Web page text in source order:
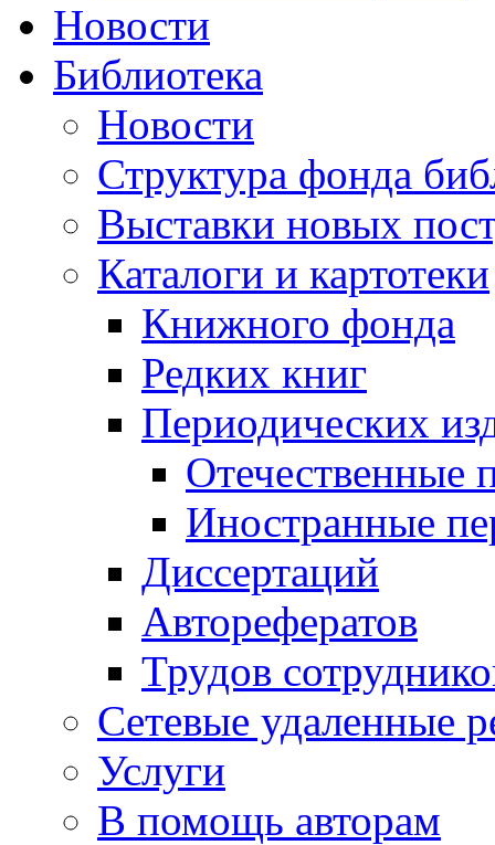
Новости
Библиотека
Новости
Структура фонда
Выставки новых
Каталоги и картотеки
Книжного фонда
Редких книг
Периодических
Отечественные
Иностранные
Диссертаций
Авторефератов
Трудов
Сетевые удаленные
Услуги
В помощь авторам